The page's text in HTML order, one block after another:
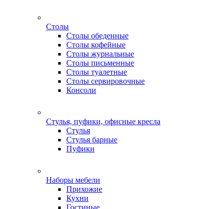
Столы
Столы обеденные
Столы кофейные
Столы журнальные
Столы письменные
Столы туалетные
Столы сервировочные
Консоли
Стулья, пуфики, офисные кресла
Стулья
Стулья барные
Пуфики
Наборы мебели
Прихожие
Кухни
Гостиные